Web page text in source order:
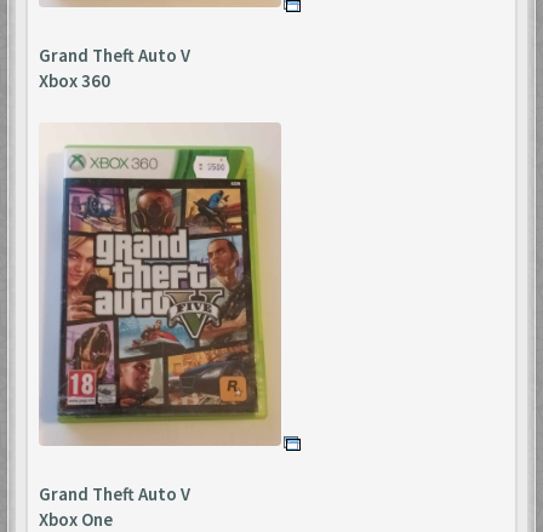
Grand Theft Auto V
Xbox 360
Grand Theft Auto V
Xbox One